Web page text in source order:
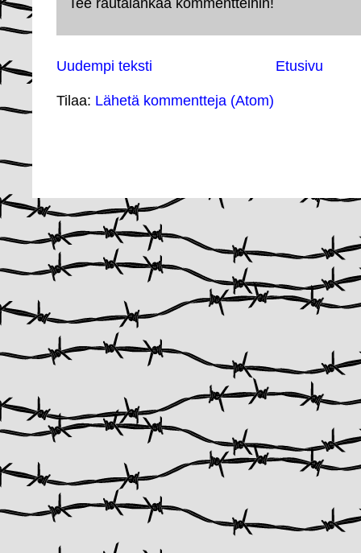
Uudempi teksti Etusivu
Tilaa: Lähetä kommentteja (Atom)